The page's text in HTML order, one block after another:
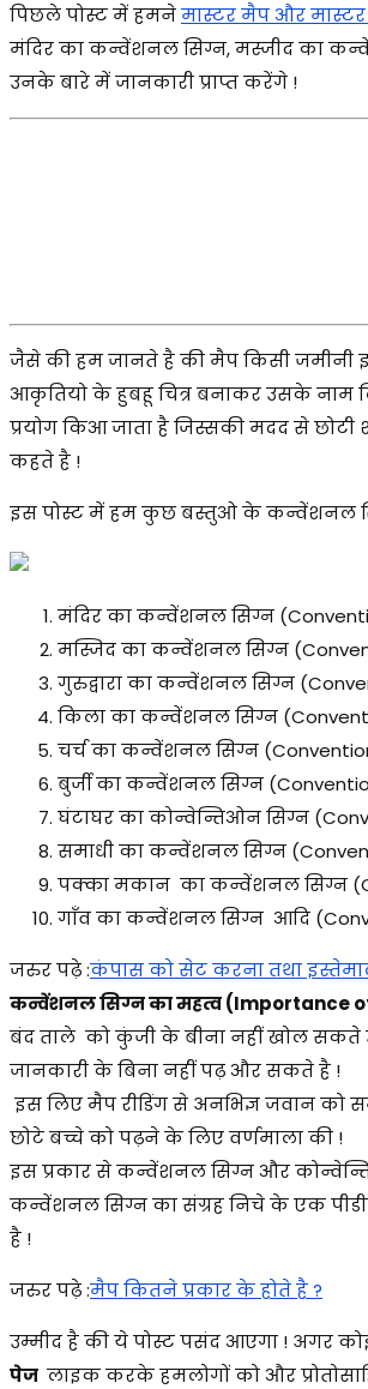
पिछले पोस्ट में हमनेमास्टर मैप और मास्टर
मंदिर का कन्वेंशनल सिग्न, मस्जीद का
उनके बारे में जानकारी प्राप्त करेंगे !
जैसे की हम जानते है की मैप किसी जमीनी
आकृतियो के हुबहू चित्र बनाकर उसके नाम
प्रयोग किआ जाता है जिस्सकी मदद से
कहते है !
इस पोस्ट में हम कुछ बस्तुओ के कन्वेंशनल
मंदिर का कन्वेंशनल सिग्न
मस्जिद का कन्वेंशनल सिग्न
गुरुद्वारा का कन्वेंशनल सिग्न
किला का कन्वेंशनल सिग्न
चर्च का कन्वेंशनल सिग्न
बुर्जी का कन्वेंशनल सिग्न
घंटाघर का कोन्वेन्तिओन सिग्न
समाधी का कन्वेंशनल सिग्न
पक्का मकान का कन्वेंशनल सिग्न
गाँव का कन्वेंशनल सिग्न आदि
जरुर पढ़े :कंपास को सेट करना तथा
कन्वेंशनल सिग्न का महत्व (Importance
बंद ताले को कुंजी के बीना नहीं खोल सकते
जानकारी के बिना नहीं पढ़ और सकते है !
इस लिए मैप रीडिंग से अनभिज्ञ जवान को
छोटे बच्चे को पढ़ने के लिए वर्णमाला की !
इस प्रकार से कन्वेंशनल सिग्न और
कन्वेंशनल सिग्न का संग्रह निचे के एक
है !
जरुर पढ़े :मैप कितने प्रकार के होते है ?
उम्मीद है की ये पोस्ट पसंद आएगा ! अगर
पेज लाइक करके हमलोगों को और